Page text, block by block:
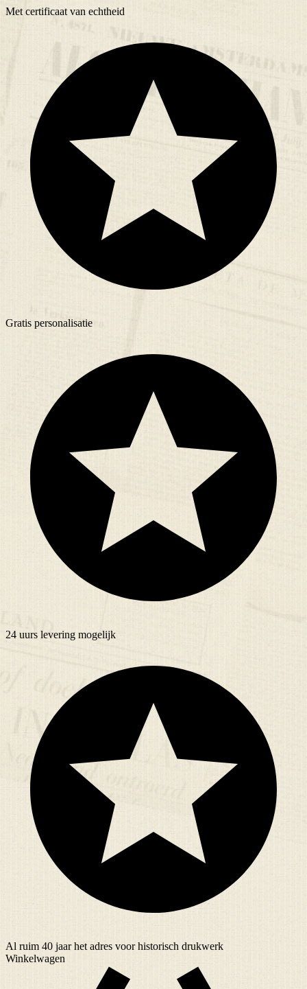
Met certificaat van echtheid
Gratis personalisatie
24 uurs levering mogelijk
Al ruim 40 jaarhet adres voor historisch drukwerk
Winkelwagen